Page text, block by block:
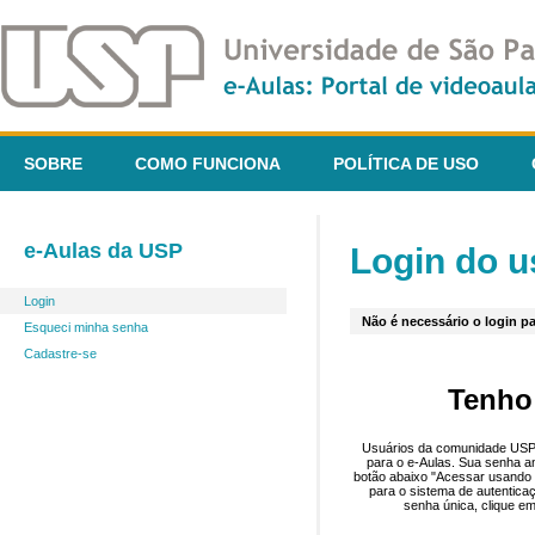
SOBRE COMO FUNCIONA POLÍTICA DE USO
e-Aulas da USP
Login
Esqueci minha senha
Cadastre-se
Login do
Não é necessário o login
Usuários da comunidade
para o e-Aulas. Sua senha
botão abaixo "Acessar
para o sistema de
senha única, clique